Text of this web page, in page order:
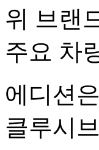
위 브랜
주요 차
에디션
클루시